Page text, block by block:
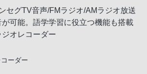
セグTV音声/FMラジオ/AMラジオ放送
可能。語学学習に役立つ機能も搭載
オレコーダー
ーダー